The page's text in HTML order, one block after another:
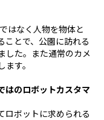
はなく人物を物体と
ことで、公園に訪れる
した。また通常のカメ
す。
はのロボットカスタマ
ボットに求められる